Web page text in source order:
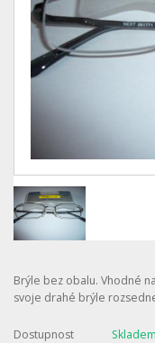
Brýle bez obalu. Vhodné
svoje drahé brýle
Dostupnost